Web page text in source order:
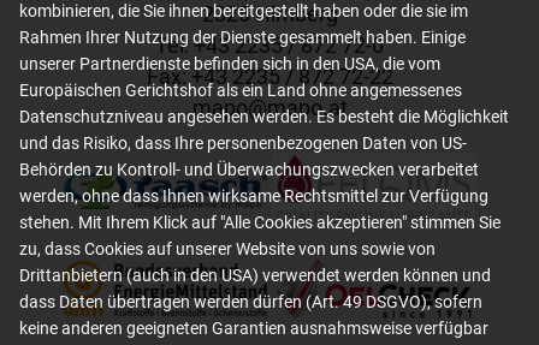
2325 Himberg
Tel: +43 2235 / 872 72-0
Fax: +43 2235 / 872 72-22
mapo@mapo.at
kombinieren, die Sie ihnen bereitgestellt haben oder die sie im
Rahmen Ihrer Nutzung der Dienste gesammelt haben. Einige
unserer Partnerdienste befinden sich in den USA, die vom
Europäischen Gerichtshof als ein Land ohne angemessenes
Datenschutzniveau angesehen werden. Es besteht die Möglichkeit
und das Risiko, dass Ihre personenbezogenen Daten von US-
Behörden zu Kontroll- und Überwachungszwecken verarbeitet
werden, ohne dass Ihnen wirksame Rechtsmittel zur Verfügung
stehen. Mit Ihrem Klick auf "Alle Cookies akzeptieren" stimmen Sie
zu, dass Cookies auf unserer Website von uns sowie von
Drittanbietern (auch in den USA) verwendet werden können und
dass Daten übertragen werden dürfen (Art. 49 DSGVO), sofern
keine anderen geeigneten Garantien ausnahmsweise verfügbar